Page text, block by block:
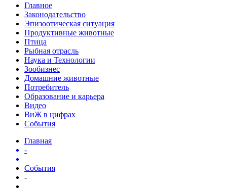
Главное
Законодательство
Эпизоотическая ситуация
Продуктивные животные
Птица
Рыбная отрасль
Наука и Технологии
Зообизнес
Домашние животные
Потребитель
Образование и карьера
Видео
ВиЖ в цифрах
События
Главная
-
События
-